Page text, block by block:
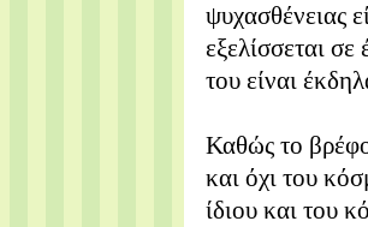
ψυχασθένειας
εξελίσσεται
του είναι
Καθώς το
και όχι του
ίδιου και του